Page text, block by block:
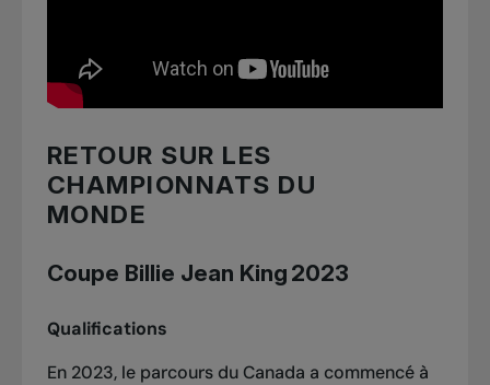
RETOUR SUR LES
CHAMPIONNATS DU
MONDE
Coupe Billie Jean King 2023
Qualifications
En 2023, le parcours du Canada a commencé à